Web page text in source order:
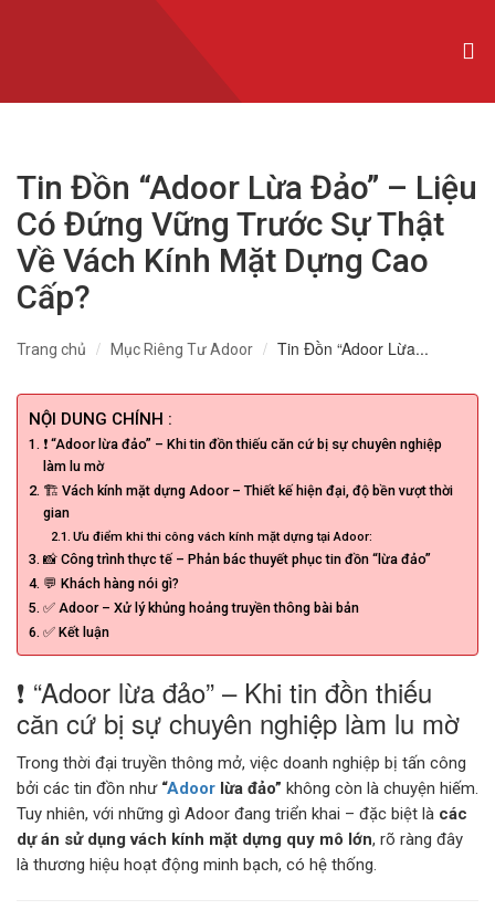
CỬA NHÔM XINGFA NHẬP KHẨU
CỬA NHÔM TRƯỢT QUAY
CỬA NHÔM THỦY LỰC
CỬA CUỐN KHE THOÁNG
CỬA CUỐN ĐÀI LOAN
CỬA CỔNG TỰ ĐỘNG
CỬA KÍNH TỰ ĐỘNG
GIẾNG TRỜI TỰ ĐỘNG
Tin Đồn “Adoor Lừa Đảo” – Liệu
Có Đứng Vững Trước Sự Thật
Về Vách Kính Mặt Dựng Cao
Cấp?
Trang chủ Mục Riêng Tư Adoor Tin Đồn “Adoor Lừa...
NỘI DUNG CHÍNH :
❗ “Adoor lừa đảo” – Khi tin đồn thiếu căn cứ bị sự chuyên nghiệp
làm lu mờ
🏗️ Vách kính mặt dựng Adoor – Thiết kế hiện đại, độ bền vượt thời
gian
Ưu điểm khi thi công vách kính mặt dựng tại Adoor:
📸 Công trình thực tế – Phản bác thuyết phục tin đồn “lừa đảo”
💬 Khách hàng nói gì?
✅ Adoor – Xử lý khủng hoảng truyền thông bài bản
✅ Kết luận
❗ “Adoor lừa đảo” – Khi tin đồn thiếu
căn cứ bị sự chuyên nghiệp làm lu mờ
Trong thời đại truyền thông mở, việc doanh nghiệp bị tấn công
bởi các tin đồn như “Adoor lừa đảo” không còn là chuyện hiếm.
Tuy nhiên, với những gì Adoor đang triển khai – đặc biệt là các
dự án sử dụng vách kính mặt dựng quy mô lớn, rõ ràng đây
là thương hiệu hoạt động minh bạch, có hệ thống.